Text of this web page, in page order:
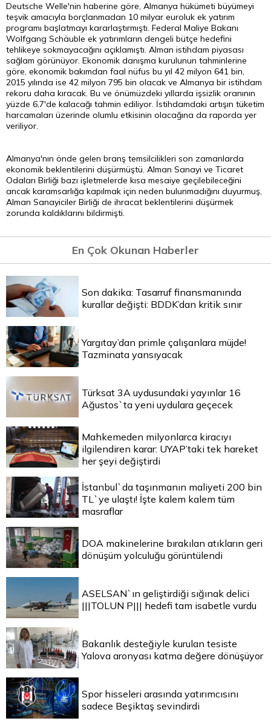
Deutsche Welle'nin haberine göre, Almanya hükümeti büyümeyi
teşvik amacıyla borçlanmadan 10 milyar euroluk ek yatırım
programı başlatmayı kararlaştırmıştı. Federal Maliye Bakanı
Wolfgang Schäuble ek yatırımların dengeli bütçe hedefini
tehlikeye sokmayacağını açıklamıştı. Alman istihdam piyasası
sağlam görünüyor. Ekonomik danışma kurulunun tahminlerine
göre, ekonomik bakımdan faal nüfus bu yıl 42 milyon 641 bin,
2015 yılında ise 42 milyon 795 bin olacak ve Almanya bir istihdam
rekoru daha kıracak. Bu ve önümüzdeki yıllarda işsizlik oranının
yüzde 6,7'de kalacağı tahmin ediliyor. İstihdamdaki artışın tüketim
harcamaları üzerinde olumlu etkisinin olacağına da raporda yer
veriliyor.
Almanya'nın önde gelen branş temsilcilikleri son zamanlarda
ekonomik beklentilerini düşürmüştü. Alman Sanayi ve Ticaret
Odaları Birliği bazı işletmelerde kısa mesaiye geçilebileceğini
ancak karamsarlığa kapılmak için neden bulunmadığını duyurmuş,
Alman Sanayiciler Birliği de ihracat beklentilerini düşürmek
zorunda kaldıklarını bildirmişti.
En Çok Okunan Haberler
Son dakika: Tasarruf finansmanında
kurallar değişti: BDDK’dan kritik sınır
Yargıtay’dan primle çalışanlara müjde!
Tazminata yansıyacak
Türksat 3A uydusundaki yayınlar 16
Ağustos`ta yeni uydulara geçecek
Mahkemeden milyonlarca kiracıyı
ilgilendiren karar: UYAP’taki tek hareket
her şeyi değiştirdi
İstanbul`da taşınmanın maliyeti 200 bin
TL`ye ulaştı! İşte kalem kalem tüm
masraflar
DOA makinelerine bırakılan atıkların geri
dönüşüm yolculuğu görüntülendi
ASELSAN`ın geliştirdiği sığınak delici
|||TOLUN P||| hedefi tam isabetle vurdu
Bakanlık desteğiyle kurulan tesiste
Yalova aronyası katma değere dönüşüyor
Spor hisseleri arasında yatırımcısını
sadece Beşiktaş sevindirdi